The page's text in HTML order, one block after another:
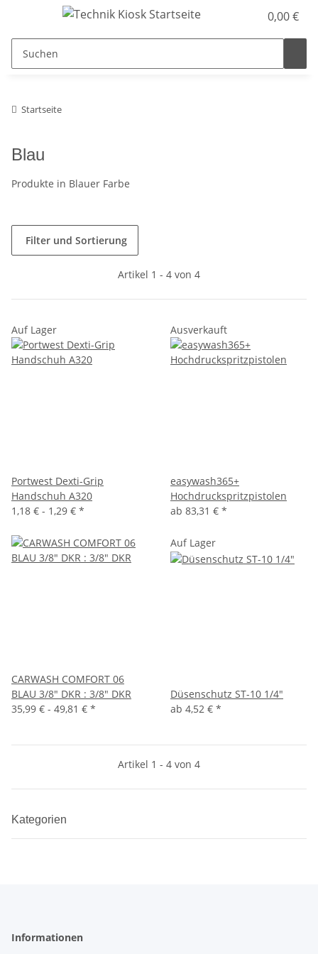
0,00 €
Startseite
Blau
Produkte in Blauer Farbe
Filter und Sortierung
Artikel 1 - 4 von 4
Auf Lager
Portwest Dexti-Grip
Handschuh A320
1,18 € - 1,29 € *
Ausverkauft
easywash365+
Hochdruckspritzpistolen
ab 83,31 € *
CARWASH COMFORT 06
BLAU 3/8" DKR : 3/8" DKR
35,99 € - 49,81 € *
Auf Lager
Düsenschutz ST-10 1/4"
ab 4,52 € *
Artikel 1 - 4 von 4
Kategorien
Informationen